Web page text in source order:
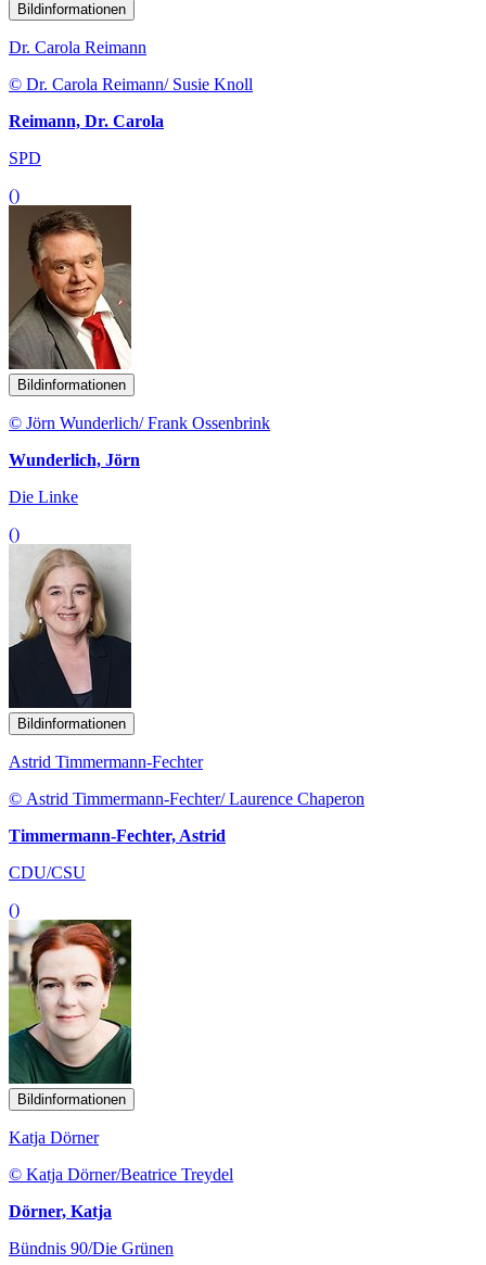
Bildinformationen
Dr. Carola Reimann
© Dr. Carola Reimann/ Susie Knoll
Reimann, Dr. Carola
SPD
()
Bildinformationen
© Jörn Wunderlich/ Frank Ossenbrink
Wunderlich, Jörn
Die Linke
()
Bildinformationen
Astrid Timmermann-Fechter
© Astrid Timmermann-Fechter/ Laurence Chaperon
Timmermann-Fechter, Astrid
CDU/CSU
()
Bildinformationen
Katja Dörner
© Katja Dörner/Beatrice Treydel
Dörner, Katja
Bündnis 90/Die Grünen